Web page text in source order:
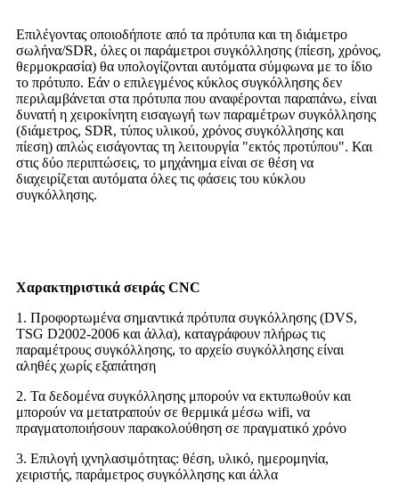
Επιλέγοντας οποιοδήποτε από τα πρότυπα και τη διάμετρο
σωλήνα/SDR, όλες οι παράμετροι συγκόλλησης (πίεση, χρόνος,
θερμοκρασία) θα υπολογίζονται αυτόματα σύμφωνα με το ίδιο
το πρότυπο. Εάν ο επιλεγμένος κύκλος συγκόλλησης δεν
περιλαμβάνεται στα πρότυπα που αναφέρονται παραπάνω, είναι
δυνατή η χειροκίνητη εισαγωγή των παραμέτρων συγκόλλησης
(διάμετρος, SDR, τύπος υλικού, χρόνος συγκόλλησης και
πίεση) απλώς εισάγοντας τη λειτουργία "εκτός προτύπου". Και
στις δύο περιπτώσεις, το μηχάνημα είναι σε θέση να
διαχειρίζεται αυτόματα όλες τις φάσεις του κύκλου
συγκόλλησης.
Χαρακτηριστικά σειράς CNC
1. Προφορτωμένα σημαντικά πρότυπα συγκόλλησης (DVS,
TSG D2002-2006 και άλλα), καταγράφουν πλήρως τις
παραμέτρους συγκόλλησης, το αρχείο συγκόλλησης είναι
αληθές χωρίς εξαπάτηση
2. Τα δεδομένα συγκόλλησης μπορούν να εκτυπωθούν και
μπορούν να μετατραπούν σε θερμικά μέσω wifi, να
πραγματοποιήσουν παρακολούθηση σε πραγματικό χρόνο
3. Επιλογή ιχνηλασιμότητας: θέση, υλικό, ημερομηνία,
χειριστής, παράμετρος συγκόλλησης και άλλα